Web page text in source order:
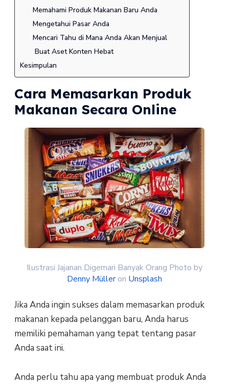
Memahami Produk Makanan Baru Anda
Mengetahui Pasar Anda
Mencari Tahu di Mana Anda Akan Menjual
Buat Aset Konten Hebat
Kesimpulan
Cara Memasarkan Produk
Makanan Secara Online
Ilustrasi Jajanan Digemari Banyak Orang Photo by
Denny Mülleron Unsplash
Jika Anda ingin sukses dalam memasarkan produk
makanan kepada pelanggan baru, Anda harus
memiliki pemahaman yang tepat tentang pasar
Anda saat ini.
Anda perlu tahu apa yang membuat produk Anda